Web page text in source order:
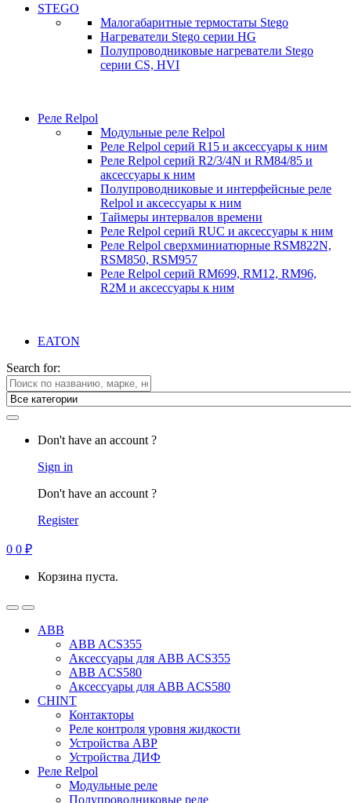
STEGO
Малогабаритные термостаты Stego
Нагреватели Stego серии HG
Полупроводниковые нагреватели Stego
серии CS, HVI
Реле Relpol
Модульные реле Relpol
Реле Relpol серий R15 и аксессуары к ним
Реле Relpol серий R2/3/4N и RM84/85 и
аксессуары к ним
Полупроводниковые и интерфейсные реле
Relpol и аксессуары к ним
Таймеры интервалов времени
Реле Relpol серий RUC и аксессуары к ним
Реле Relpol сверхминиатюрные RSM822N,
RSM850, RSM957
Реле Relpol серий RM699, RM12, RM96,
R2M и аксессуары к ним
EATON
Search for:
Don't have an account ?
Sign in
Don't have an account ?
Register
0 0 ₽
Корзина пуста.
ABB
ABB ACS355
Аксессуары для ABB ACS355
ABB ACS580
Аксессуары для ABB ACS580
CHINT
Контакторы
Реле контроля уровня жидкости
Устройства АВР
Устройства ДИФ
Реле Relpol
Модульные реле
Полупроводниковые реле